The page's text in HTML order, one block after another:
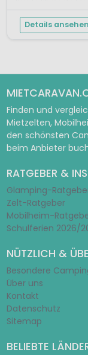
Details ansehen
Finden und
Mietzelten,
den schönsten
beim Anbieter
RATGEBER &
Glamping-
Zelt-Ratgeber
Mobilheim-
Schulferien 2026/
NÜTZLICH &
Besondere
Über uns
Kontakt
Datenschutz
Sitemap
BELIEBTE